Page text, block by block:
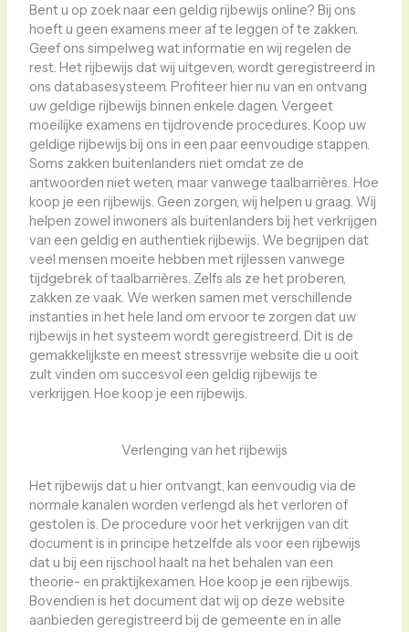
Bent u op zoek naar een geldig rijbewijs online? Bij ons
hoeft u geen examens meer af te leggen of te zakken.
Geef ons simpelweg wat informatie en wij regelen de
rest. Het rijbewijs dat wij uitgeven, wordt geregistreerd in
ons databasesysteem. Profiteer hier nu van en ontvang
uw geldige rijbewijs binnen enkele dagen. Vergeet
moeilijke examens en tijdrovende procedures. Koop uw
geldige rijbewijs bij ons in een paar eenvoudige stappen.
Soms zakken buitenlanders niet omdat ze de
antwoorden niet weten, maar vanwege taalbarrières. Hoe
koop je een rijbewijs. Geen zorgen, wij helpen u graag. Wij
helpen zowel inwoners als buitenlanders bij het verkrijgen
van een geldig en authentiek rijbewijs. We begrijpen dat
veel mensen moeite hebben met rijlessen vanwege
tijdgebrek of taalbarrières. Zelfs als ze het proberen,
zakken ze vaak. We werken samen met verschillende
instanties in het hele land om ervoor te zorgen dat uw
rijbewijs in het systeem wordt geregistreerd. Dit is de
gemakkelijkste en meest stressvrije website die u ooit
zult vinden om succesvol een geldig rijbewijs te
verkrijgen. Hoe koop je een rijbewijs.
Verlenging van het rijbewijs
Het rijbewijs dat u hier ontvangt, kan eenvoudig via de
normale kanalen worden verlengd als het verloren of
gestolen is. De procedure voor het verkrijgen van dit
document is in principe hetzelfde als voor een rijbewijs
dat u bij een rijschool haalt na het behalen van een
theorie- en praktijkexamen. Hoe koop je een rijbewijs.
Bovendien is het document dat wij op deze website
aanbieden geregistreerd bij de gemeente en in alle